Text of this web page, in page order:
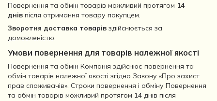
Повернення та обмін товарів можливий протягом 14
днів після отримання товару покупцем.
Зворотня доставка товарів здійснюється за
домовленістю.
Умови повернення для товарів належної якості
Повернення та обмін Компанія здійснює повернення та
обмін товарів належної якості згідно Закону «Про захист
прав споживачів». Строки повернення і обміну Повернення
та обмін товарів можливий протягом 14 днів після